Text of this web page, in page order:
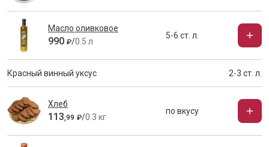
Масло оливковое
990 ₽/0.5 л
5-6 ст. л.
Красный винный уксус 2-3 ст. л.
Хлеб
113,99 ₽/0.3 кг
по вкусу